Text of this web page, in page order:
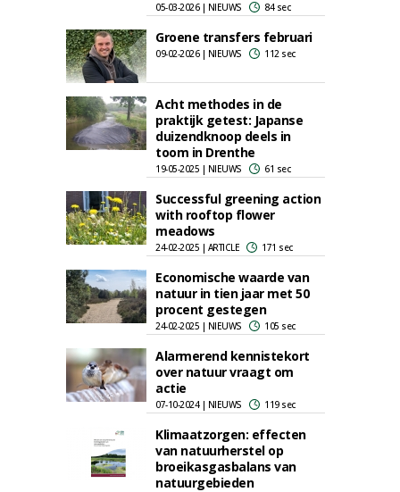
05-03-2026 | NIEUWS 84 sec
Groene transfers februari
09-02-2026 | NIEUWS 112 sec
Acht methodes in de
praktijk getest: Japanse
duizendknoop deels in
toom in Drenthe
19-05-2025 | NIEUWS 61 sec
Successful greening action
with rooftop flower
meadows
24-02-2025 | ARTICLE 171 sec
Economische waarde van
natuur in tien jaar met 50
procent gestegen
24-02-2025 | NIEUWS 105 sec
Alarmerend kennistekort
over natuur vraagt om
actie
07-10-2024 | NIEUWS 119 sec
Klimaatzorgen: effecten
van natuurherstel op
broeikasgasbalans van
natuurgebieden